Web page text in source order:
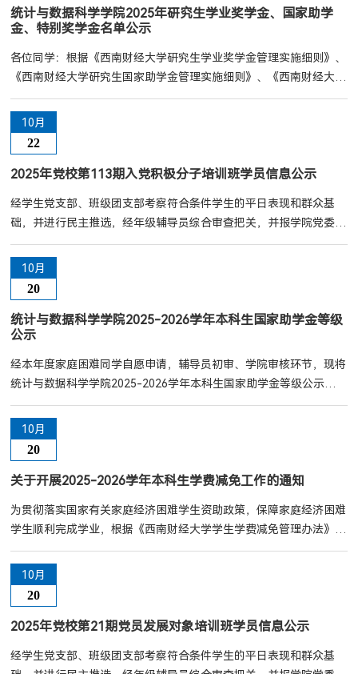
（研究院）在校级优秀毕业生中择优推荐候选人。三、评选条件（...
统计与数据科学学院2025年研究生学业奖学金、国家助学
金、特别奖学金名单公示
各位同学：根据《西南财经大学研究生学业奖学金管理实施细则》、
《西南财经大学研究生国家助学金管理实施细则》、《西南财经大学
硕博连读（预备）特别奖学金、优秀博士生特别奖学金管理实施细
则》、《统计与数据科学学院研究生学业奖学金评定实施办法（试
行）》、《统计与数据科学学院优秀博士生特别奖学金管理实施细
则》的相关规定，经学生自愿申请，年级审核，学院奖学金评审小组
评审，现将统计与数据科学学院2025年研究生学业奖学金、...
10月
22
2025年党校第113期入党积极分子培训班学员信息公示
经学生党支部、班级团支部考察符合条件学生的平日表现和群众基
础，并进行民主推选，经年级辅导员综合审查把关，并报学院党委审
批，现对我院2025年党校第113期入党积极分子培训班学员信息进行
公示（见附件），如有异议，请实名电话或书面向学院反映。公示期
结束，将安排参加学校入党积极分子培训班，特此说明。公示时间：
2025年10月22日至10月24日联系电话：028-87092372联系老师：
黄老师统计与数据科学学院党委2025年10月22日
10月
20
统计与数据科学学院2025-2026学年本科生国家助学金等级
公示
经本年度家庭困难同学自愿申请，辅导员初审、学院审核环节，现将
统计与数据科学学院2025-2026学年本科生国家助学金等级公示如下
（详情见附件），公示期：2025年10月20日—10月24日，请有异议
者于公示期内向学院反映。联系人：游老师联系电话：028-
87081611统计与数据科学学院2025年10月20日
10月
20
关于开展2025-2026学年本科生学费减免工作的通知
为贯彻落实国家有关家庭经济困难学生资助政策，保障家庭经济困难
学生顺利完成学业，根据《西南财经大学学生学费减免管理办法》，
学校对全日制在读本科生中因特殊原因导致缴纳学费有困难的学生实
行学费部分减免。现将相关事项通知如下：一、学费减免对象全日制
在校本科生二、学费减免条件（一）热爱祖国，拥护中国共产党，遵
守国家法律和学校有关规章制度，诚实守信，道德品质良好，无违
法、违纪处分记录；（二）积极上进，勤奋学习；...
10月
20
2025年党校第21期党员发展对象培训班学员信息公示
经学生党支部、班级团支部考察符合条件学生的平日表现和群众基